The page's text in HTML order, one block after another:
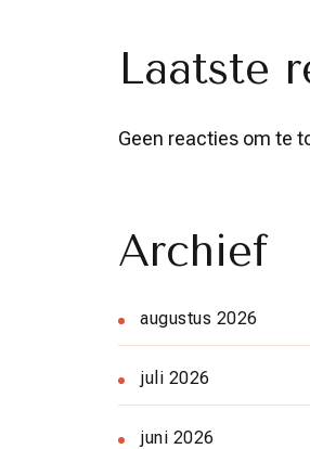
Laatste
Geen reacties om te
Archief
augustus 2026
juli 2026
juni 2026